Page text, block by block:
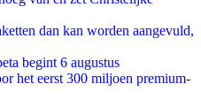
dan kan worden aangevuld,
begint 6 augustus
het eerst 300 miljoen premium-